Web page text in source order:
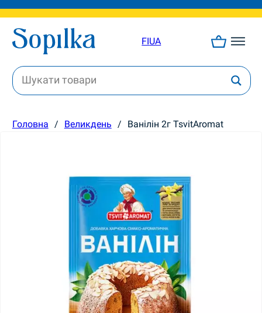
FIUA
Головна / Великдень / Ванілін 2г TsvitAromat